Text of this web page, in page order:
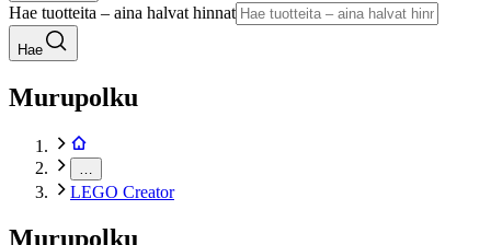
Hae tuotteita – aina halvat hinnat
Hae
Murupolku
LEGO Creator
Murupolku